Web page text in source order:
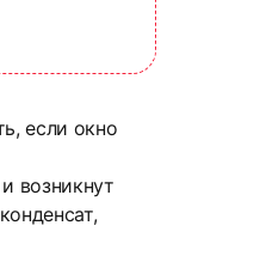
если окно
возникнут